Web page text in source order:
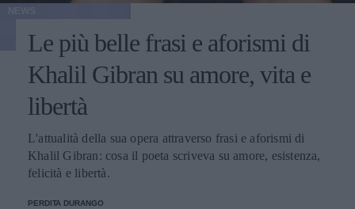
Le più belle frasi e aforismi di
Khalil Gibran su amore, vita e
libertà
L'attualità della sua opera attraverso frasi e aforismi di
Khalil Gibran: cosa il poeta scriveva su amore, esistenza,
felicità e libertà.
PERDITA DURANGO